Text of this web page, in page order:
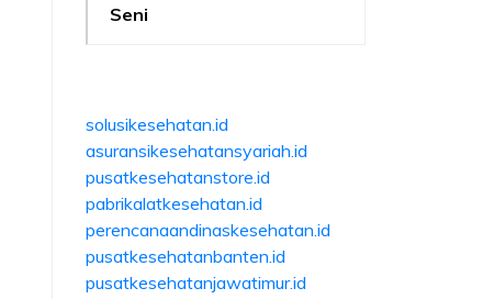
Seni
solusikesehatan.id
asuransikesehatansyariah.id
pusatkesehatanstore.id
pabrikalatkesehatan.id
perencanaandinaskesehatan.id
pusatkesehatanbanten.id
pusatkesehatanjawatimur.id